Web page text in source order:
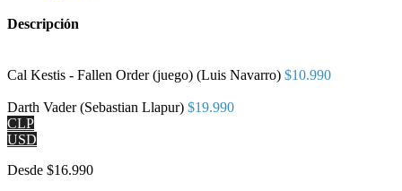
Descripción
Cal Kestis - Fallen Order (juego) (Luis Navarro) $10.990
Darth Vader (Sebastian Llapur) $19.990
CLP
USD
Desde $16.990